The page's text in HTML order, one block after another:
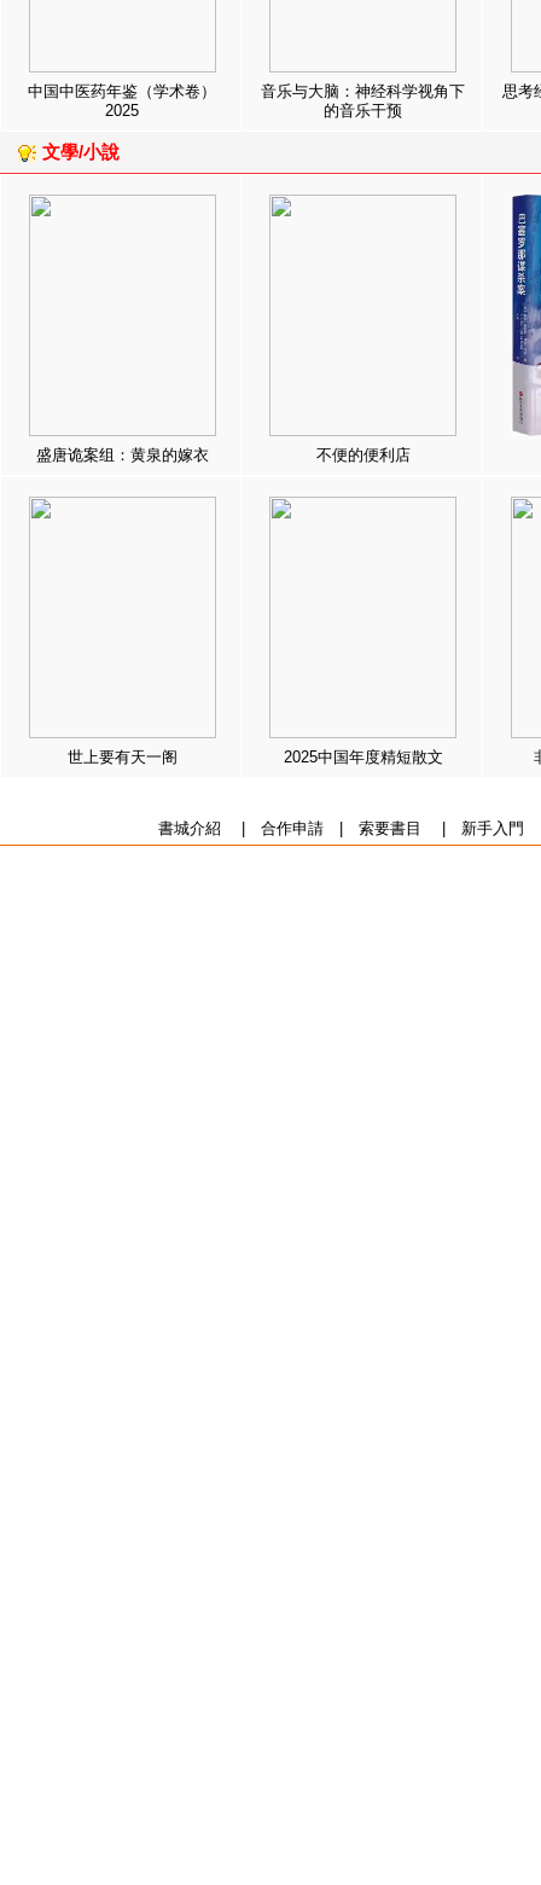
中国中医药年鉴（学术卷）
2025
音乐与大脑：神经科学视角下
的音乐干预
思考
文學/小說
盛唐诡案组：黄泉的嫁衣 不便的便利店
世上要有天一阁 2025中国年度精短散文
書城介紹 合作申請| 索要書目 新手入門